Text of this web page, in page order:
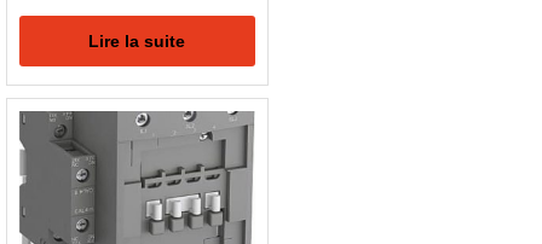
Lire la suite